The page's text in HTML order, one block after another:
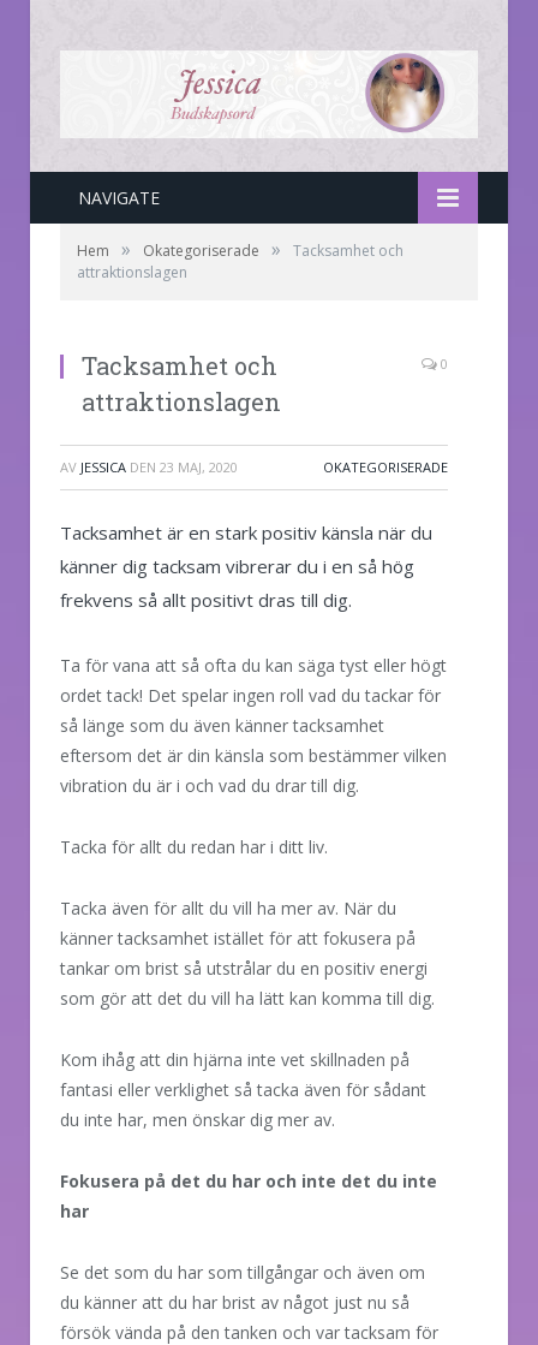
NAVIGATE
Hem » Okategoriserade »
Tacksamhet och
attraktionslagen
Tacksamhet och
attraktionslagen
0
AV JESSICA DEN 23 MAJ, 2020 OKATEGORISERADE
Tacksamhet är en stark positiv känsla när du
känner dig tacksam vibrerar du i en så hög
frekvens så allt positivt dras till dig.
Ta för vana att så ofta du kan säga tyst eller högt
ordet tack! Det spelar ingen roll vad du tackar för
så länge som du även känner tacksamhet
eftersom det är din känsla som bestämmer vilken
vibration du är i och vad du drar till dig.
Tacka för allt du redan har i ditt liv.
Tacka även för allt du vill ha mer av. När du
känner tacksamhet istället för att fokusera på
tankar om brist så utstrålar du en positiv energi
som gör att det du vill ha lätt kan komma till dig.
Kom ihåg att din hjärna inte vet skillnaden på
fantasi eller verklighet så tacka även för sådant
du inte har, men önskar dig mer av.
Fokusera på det du har och inte det du inte
har
Se det som du har som tillgångar och även om
du känner att du har brist av något just nu så
försök vända på den tanken och var tacksam för